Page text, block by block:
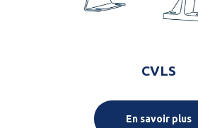
CVLS
En savoir plus